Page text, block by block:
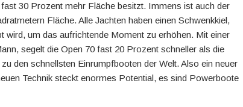
30 Prozent mehr Fläche besitzt. Immens ist auch der
Fläche. Alle Jachten haben einen Schwenkkiel,
wird, um das aufrichtende Moment zu erhöhen. Mit einer
segelt die Open 70 fast 20 Prozent schneller als die
den schnellsten Einrumpfbooten der Welt. Also ein neuer
Technik steckt enormes Potential, es sind Powerboote